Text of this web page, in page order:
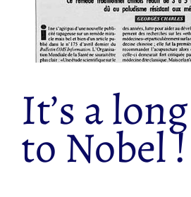
It’s a
to Nobel !